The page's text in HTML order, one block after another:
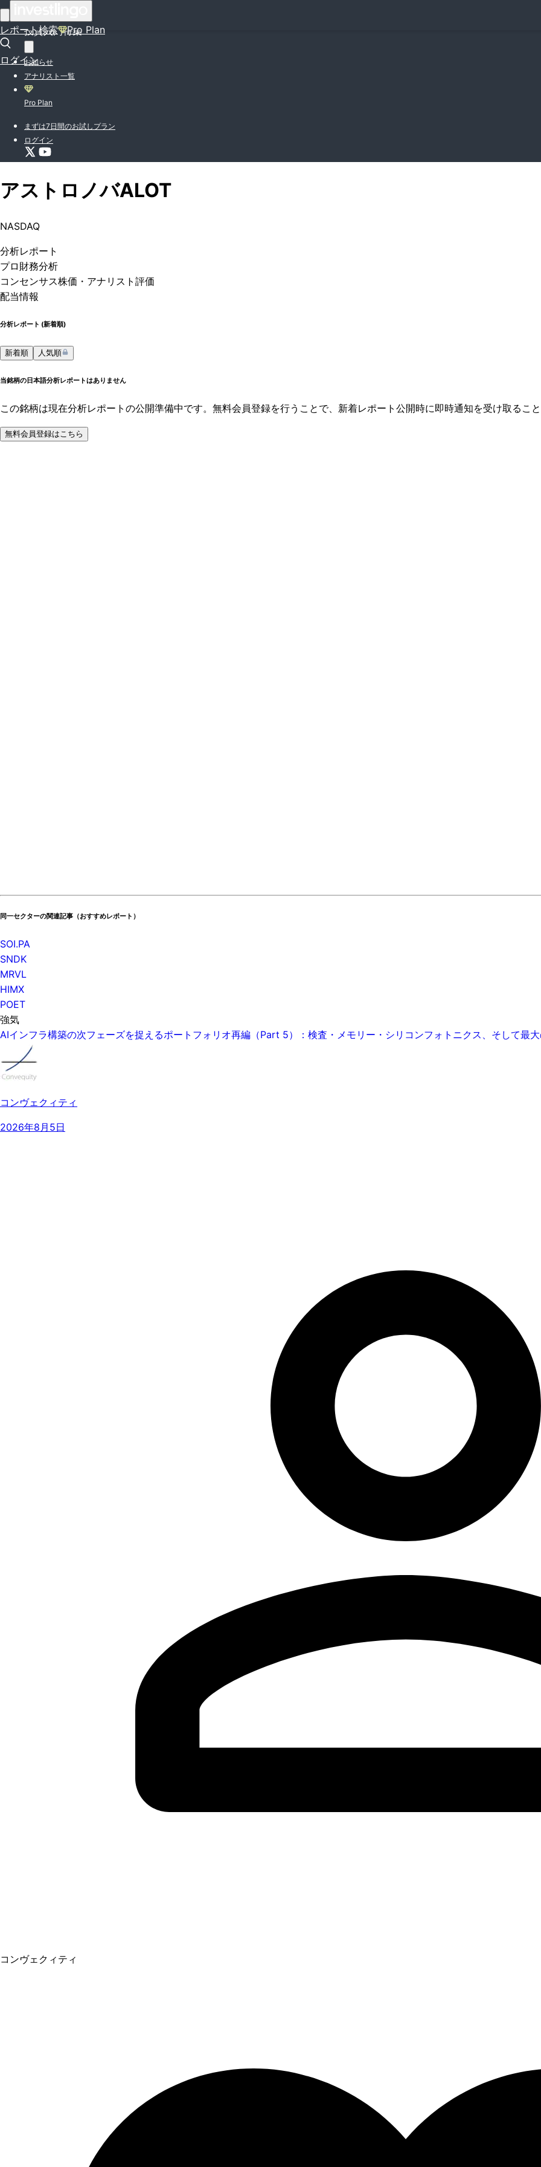
レポート検索 Pro Plan
ログイン
投資入門特集
お知らせ
アナリスト一覧
Pro Plan
まずは7日間のお試しプラン
ログイン
アストロノバALOT
NASDAQ
分析レポート
プロ 財務分析
コンセンサス株価 ・アナリスト評価
配当情報
分析レポート (新着順)
新着順 人気順
当銘柄の日本語分析レポートはありません
この銘柄は現在分析レポートの公開準備中です。無料会員登録を行うことで、新着レポート公開時に即時通知を受け取ること
無料会員登録はこちら
同一セクターの関連記事（おすすめレポート）
SOI.PA
SNDK
MRVL
HIMX
POET
強気
AIインフラ構築の次フェーズを捉えるポートフォリオ再編（Part 5）：検査・メモリー・シリコンフォトニクス、そして最
コンヴェクィティ
2026年8月5日
コンヴェクィティ